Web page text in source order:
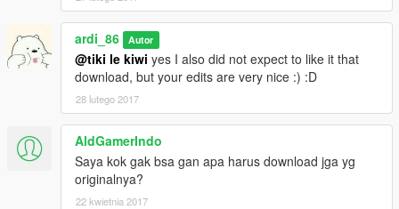
ardi_86 Autor
@tiki le kiwi yes I also did not expect to like it that
download, but your edits are very nice :) :D
28 lutego 2017
AldGamerIndo
Saya kok gak bsa gan apa harus download jga yg
originalnya?
22 kwietnia 2017